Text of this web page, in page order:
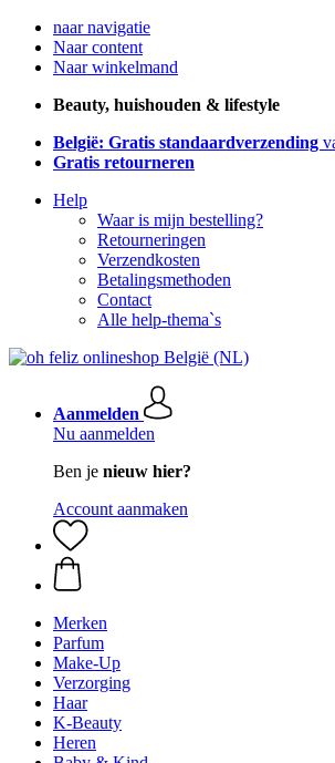
naar navigatie
Naar content
Naar winkelmand
Beauty, huishouden & lifestyle
België: Gratis standaardverzending
Gratis retourneren
Help
Waar is mijn bestelling?
Retourneringen
Verzendkosten
Betalingsmethoden
Contact
Alle help-thema`s
Aanmelden
Nu aanmelden
Ben je nieuw hier?
Account aanmaken
Merken
Parfum
Make-Up
Verzorging
Haar
K-Beauty
Heren